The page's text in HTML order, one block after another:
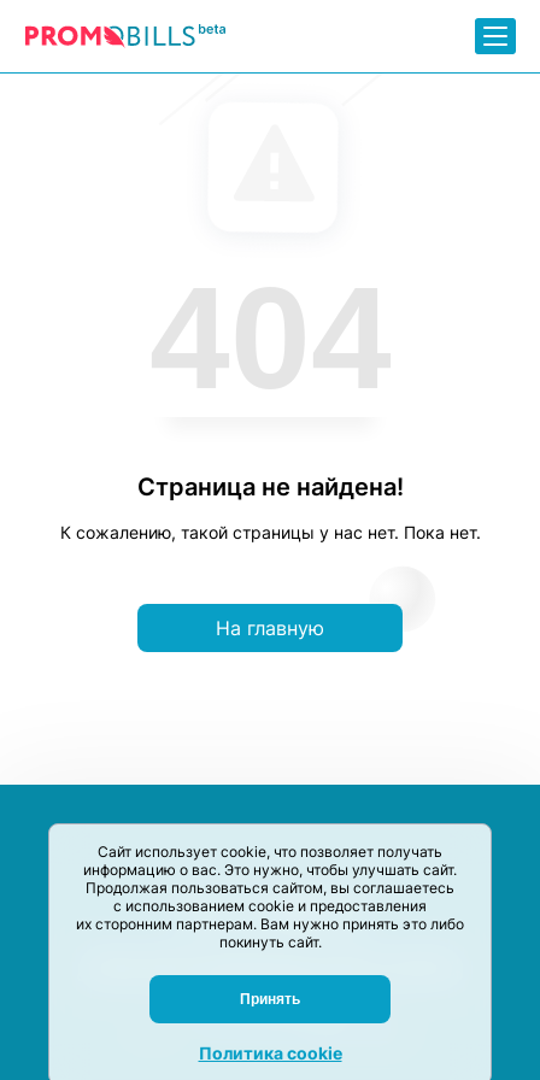
Сайт использует cookie, что позволяет получать
информацию о вас. Это нужно, чтобы улучшать сайт.
Продолжая пользоваться сайтом, вы соглашаетесь
с использованием cookie и предоставления
их сторонним партнерам. Вам нужно принять это либо
покинуть сайт.
Принять
Политика cookie
404
Страница не найдена!
К сожалению, такой страницы у нас нет. Пока нет.
На главную
систематизации акций и скидок на товары и услуги в РФ
Задать вопрос
© M-Social production 2020 –2026